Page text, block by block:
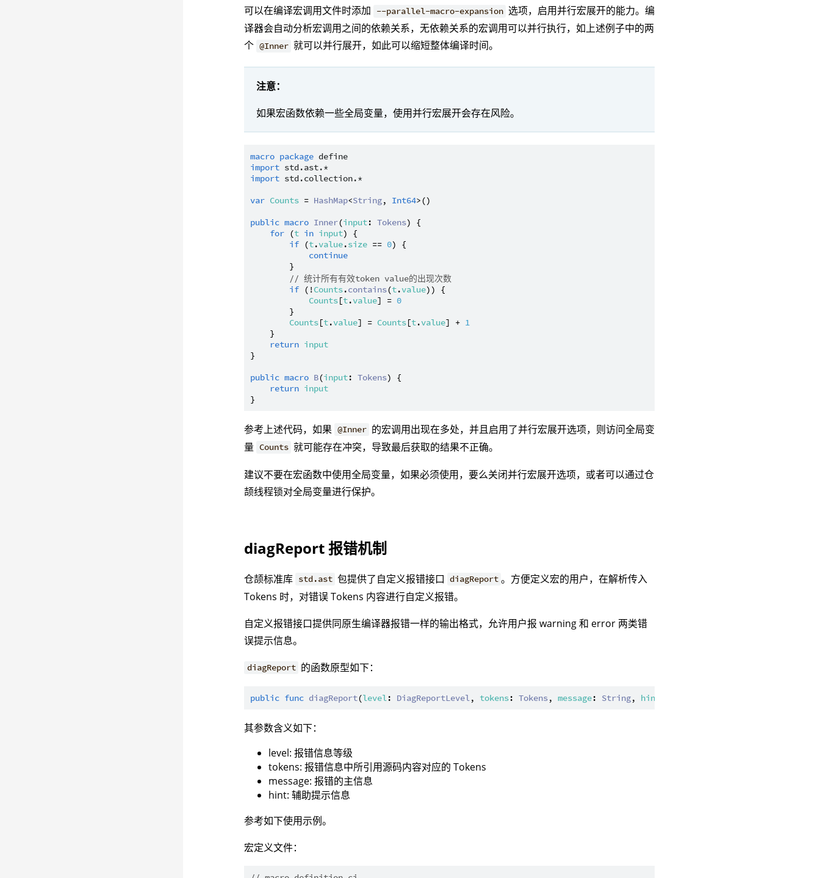
可以在编译宏调用文件时添加 --parallel-macro-expansion 选项，启用并行宏展开的能力。编
译器会自动分析宏调用之间的依赖关系，无依赖关系的宏调用可以并行执行，如上述例子中的两
个 @Inner 就可以并行展开，如此可以缩短整体编译时间。
注意：
如果宏函数依赖一些全局变量，使用并行宏展开会存在风险。
macro package define
import std.ast.*
import std.collection.*
var Counts = HashMap<String, Int64>()
public macro Inner(input: Tokens) {
for (t in input) {
if (t.value.size == 0) {
continue
        }
// 统计所有有效token value的出现次数
if (!Counts.contains(t.value)) {
Counts[t.value] = 0
        }
Counts[t.value] = Counts[t.value] + 1
    }
return input
}
public macro B(input: Tokens) {
return input
参考上述代码，如果 @Inner 的宏调用出现在多处，并且启用了并行宏展开选项，则访问全局变
量 Counts 就可能存在冲突，导致最后获取的结果不正确。
建议不要在宏函数中使用全局变量，如果必须使用，要么关闭并行宏展开选项，或者可以通过仓
颉线程锁对全局变量进行保护。
diagReport 报错机制
仓颉标准库 std.ast 包提供了自定义报错接口 diagReport 。方便定义宏的用户，在解析传入
Tokens 时，对错误 Tokens 内容进行自定义报错。
自定义报错接口提供同原生编译器报错一样的输出格式，允许用户报 warning 和 error 两类错
误提示信息。
diagReport 的函数原型如下：
public func diagReport(level : DiagReportLevel , tokens: Tokens, message: String, hint
其参数含义如下：
level: 报错信息等级
tokens: 报错信息中所引用源码内容对应的 Tokens
message: 报错的主信息
hint: 辅助提示信息
参考如下使用示例。
宏定义文件：